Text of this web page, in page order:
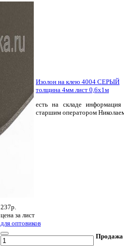
Изолон на клею 4004 СЕРЫЙ
толщина 4мм лист 0,6х1м
есть на складе информация
старшим оператором
237р.
цена за лист
для оптовиков
Продажа